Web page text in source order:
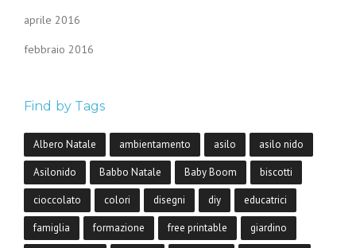
aprile 2016
febbraio 2016
Find by Tags
Albero Natale ambientamento asilo asilo nido
Asilonido Babbo Natale Baby Boom biscotti
cioccolato colori disegni diy educatrici
famiglia formazione free printable giardino